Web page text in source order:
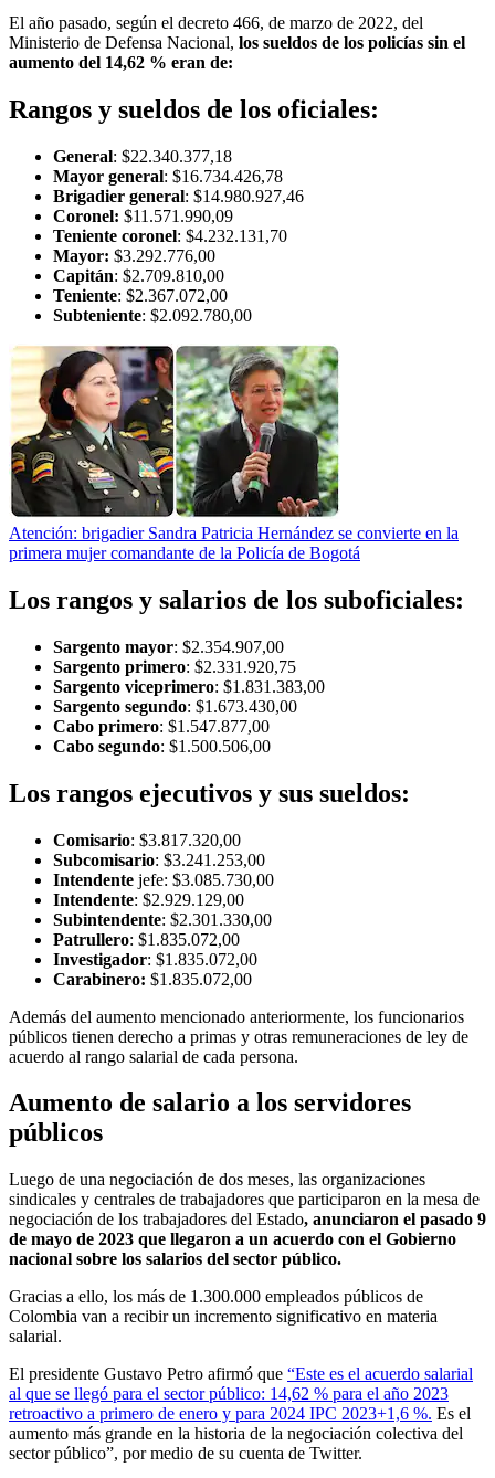
El año pasado, según el decreto 466, de marzo de 2022, del
Ministerio de Defensa Nacional, los sueldos de los policías sin el
aumento del 14,62 % eran de:
Rangos y sueldos de los oficiales:
General: $22.340.377,18
Mayor general: $16.734.426,78
Brigadier general: $14.980.927,46
Coronel: $11.571.990,09
Teniente coronel: $4.232.131,70
Mayor: $3.292.776,00
Capitán: $2.709.810,00
Teniente: $2.367.072,00
Subteniente: $2.092.780,00
Atención: brigadier Sandra Patricia Hernández se convierte en la
primera mujer comandante de la Policía de Bogotá
Los rangos y salarios de los suboficiales:
Sargento mayor: $2.354.907,00
Sargento primero: $2.331.920,75
Sargento viceprimero: $1.831.383,00
Sargento segundo: $1.673.430,00
Cabo primero: $1.547.877,00
Cabo segundo: $1.500.506,00
Los rangos ejecutivos y sus sueldos:
Comisario: $3.817.320,00
Subcomisario: $3.241.253,00
Intendente jefe: $3.085.730,00
Intendente: $2.929.129,00
Subintendente: $2.301.330,00
Patrullero: $1.835.072,00
Investigador: $1.835.072,00
Carabinero: $1.835.072,00
Además del aumento mencionado anteriormente, los funcionarios
públicos tienen derecho a primas y otras remuneraciones de ley de
acuerdo al rango salarial de cada persona.
Aumento de salario a los servidores
públicos
Luego de una negociación de dos meses, las organizaciones
sindicales y centrales de trabajadores que participaron en la mesa de
negociación de los trabajadores del Estado, anunciaron el pasado 9
de mayo de 2023 que llegaron a un acuerdo con el Gobierno
nacional sobre los salarios del sector público.
Gracias a ello, los más de 1.300.000 empleados públicos de
Colombia van a recibir un incremento significativo en materia
salarial.
El presidente Gustavo Petro afirmó que “Este es el acuerdo salarial
al que se llegó para el sector público: 14,62 % para el año 2023
retroactivo a primero de enero y para 2024 IPC 2023+1,6 %. Es el
aumento más grande en la historia de la negociación colectiva del
sector público”, por medio de su cuenta de Twitter.